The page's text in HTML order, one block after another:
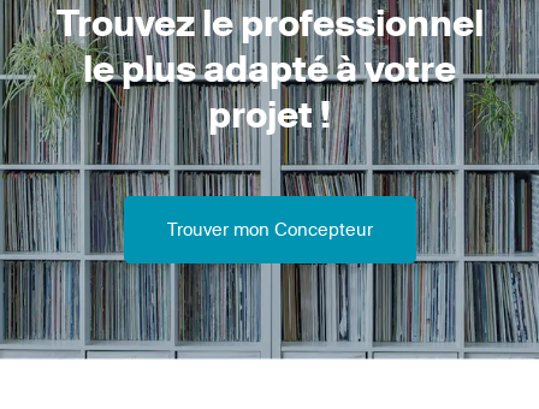
Trouvez le professionnel
le plus adapté à votre
projet !
Trouver mon Concepteur